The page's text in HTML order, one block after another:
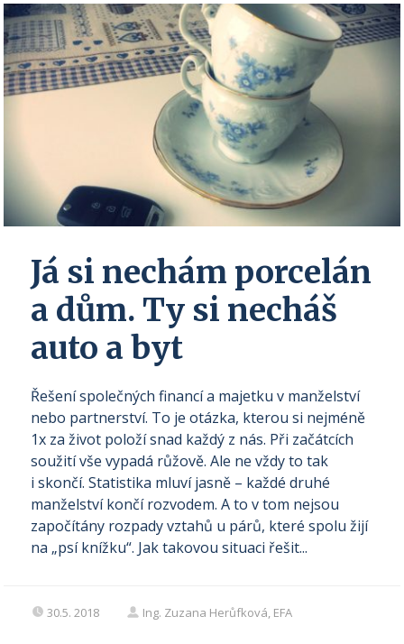
Já si nechám porcelán
a dům. Ty si necháš
auto a byt
Řešení společných financí a majetku v manželství
nebo partnerství. To je otázka, kterou si nejméně
1x za život položí snad každý z nás. Při začátcích
soužití vše vypadá růžově. Ale ne vždy to tak
i skončí. Statistika mluví jasně – každé druhé
manželství končí rozvodem. A to v tom nejsou
započítány rozpady vztahů u párů, které spolu žijí
na „psí knížku“. Jak takovou situaci řešit...
30.5. 2018 Ing. Zuzana Herůfková, EFA